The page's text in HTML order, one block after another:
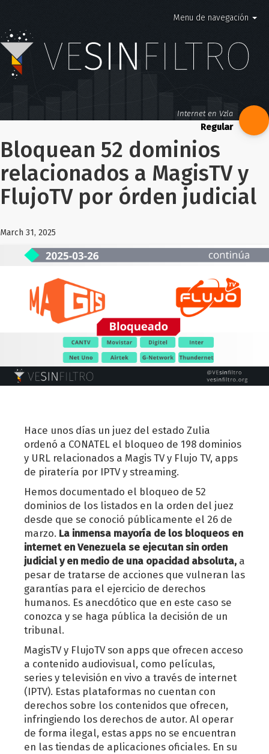
Internet en Vzla
Menu de navegación
Bloquean 52 dominios
relacionados a MagisTV y
FlujoTV por órden judicial
March 31, 2025
Hace unos días un juez del estado Zulia
ordenó a CONATEL el bloqueo de 198 dominios
y URL relacionados a Magis TV y Flujo TV, apps
de piratería por IPTV y streaming.
Hemos documentado el bloqueo de 52
dominios de los listados en la orden del juez
desde que se conoció públicamente el 26 de
marzo. La inmensa mayoría de los bloqueos en
internet en Venezuela se ejecutan sin orden
judicial y en medio de una opacidad absoluta, a
pesar de tratarse de acciones que vulneran las
garantías para el ejercicio de derechos
humanos. Es anecdótico que en este caso se
conozca y se haga pública la decisión de un
tribunal.
MagisTV y FlujoTV son apps que ofrecen acceso
a contenido audiovisual, como películas,
series y televisión en vivo a través de internet
(IPTV). Estas plataformas no cuentan con
derechos sobre los contenidos que ofrecen,
infringiendo los derechos de autor. Al operar
de forma ilegal, estas apps no se encuentran
en las tiendas de aplicaciones oficiales. En su